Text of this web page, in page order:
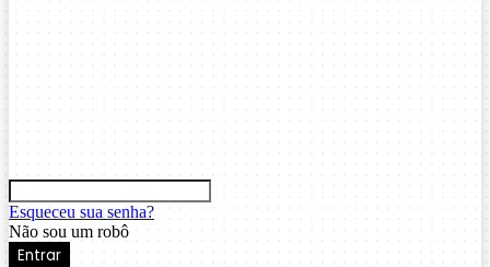
Esqueceu sua senha?
Não sou um robô
Entrar